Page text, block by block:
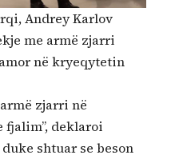
Andrey Karlov
me armë zjarri
në kryeqytetin
zjarri në
deklaroi
shtuar se beson